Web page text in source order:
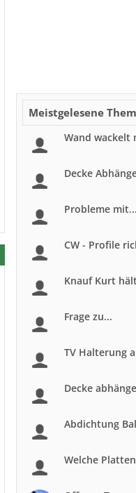
Meistgelesene
Wand wackelt
Decke
Probleme mit...
CW - Profile
Knauf Kurt
Frage zu...
TV Halterung
Decke
Abdichtung
Welche